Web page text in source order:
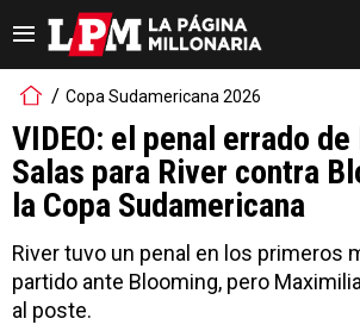
Copa Sudamericana 2026
VIDEO: el penal errado
Salas para River contra
la Copa Sudamericana
River tuvo un penal en los primeros
partido ante Blooming, pero
al poste.